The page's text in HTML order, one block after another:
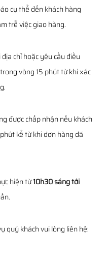
cụ thể đến khách hàng
trễ việc giao hàng.
chỉ hoặc yêu cầu điều
vòng 15 phút từ khi xác
được chấp nhận nếu khách
kể từ khi đơn hàng đã
hiện từ10h30 sáng tới
quý khách vui lòng liên hệ: